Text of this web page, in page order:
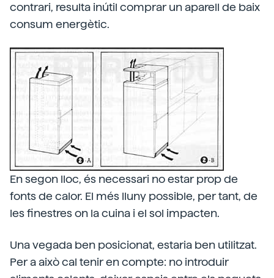
contrari, resulta inútil comprar un aparell de baix
consum energètic.
En segon lloc, és necessari no estar prop de
fonts de calor. El més lluny possible, per tant, de
les finestres on la cuina i el sol impacten.
Una vegada ben posicionat, estaria ben utilitzat.
Per a això cal tenir en compte: no introduir